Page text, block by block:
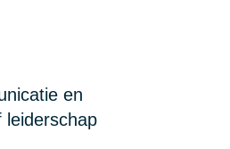
en
leiderschap